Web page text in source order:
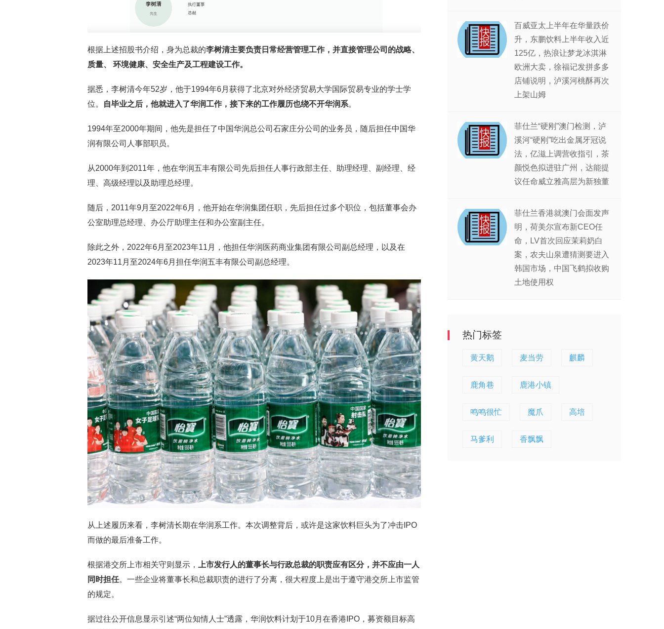
根据上述招股书介绍，身为总裁的李树清主要负责日常经营管理工作，并直接管理公司的战略、
质量、 环境健康、安全生产及工程建设工作。
据悉，李树清今年52岁，他于1994年6月获得了北京对外经济贸易大学国际贸易专业的学士学
位。
自毕业之后，他就进入了华润工作，接下来的工作履历也绕不开华润系。
1994年至2000年期间，他先是担任了中国华润总公司石家庄分公司的业务员，随后担任中国华
润有限公司人事部职员。
从2000年到2011年，他在华润五丰有限公司先后担任人事行政部主任、助理经理、副经理、经
理、高级经理以及助理总经理。
随后，2011年9月至2022年6月，他开始在华润集团任职，先后担任过多个职位，包括董事会办
公室助理总经理、办公厅助理主任和办公室副主任。
除此之外，2022年6月至2023年11月，他担任华润医药商业集团有限公司副总经理，以及在
2023年11月至2024年6月担任华润五丰有限公司副总经理。
从上述履历来看，李树清长期在华润系工作。本次调整背后，或许是这家饮料巨头为了冲击IPO
而做的最后准备工作。
根据港交所上市相关守则显示，
上市发行人的董事长与行政总裁的职责应有区分，并不应由一人
同时担任。一些企业将董事长和总裁职责的进行了分离，很大程度上是出于遵守港交所上市监管
的规定。
据过往公开信息显示引述“两位知情人士”透露，华润饮料计划于10月在香港IPO，募资额目标高
百威亚太上半年在华量跌价
升，东鹏饮料上半年收入近
125亿，热浪让梦龙冰淇淋
欧洲大卖，徐福记发拼多多
店铺说明，泸溪河桃酥再次
上架山姆
菲仕兰“硬刚”澳门检测，泸
溪河“硬刚”吃出金属牙冠说
法，亿滋上调营收指引，茶
颜悦色拟进驻广州，达能提
议任命威立雅高层为新独董
菲仕兰香港就澳门会面发声
明，荷美尔宣布新CEO任
命，LV首次回应茉莉奶白
案，农夫山泉遭猜测要进入
韩国市场，中国飞鹤拟收购
土地使用权
热门标签
黄天鹅 麦当劳 麒麟
鹿角巷 鹿港小镇
鸣鸣很忙 魔爪 高培
马爹利 香飘飘